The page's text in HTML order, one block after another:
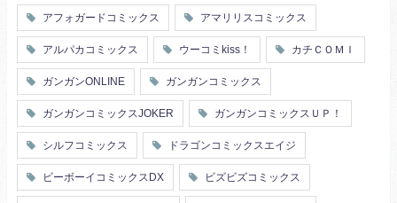
アフォガードコミックス アマリリスコミックス
アルパカコミックス ウーコミkiss！ カチＣＯＭＩ
ガンガンONLINE ガンガンコミックス
ガンガンコミックスJOKER ガンガンコミックスＵＰ！
シルフコミックス ドラゴンコミックスエイジ
ビーボーイコミックスDX ビズビズコミックス